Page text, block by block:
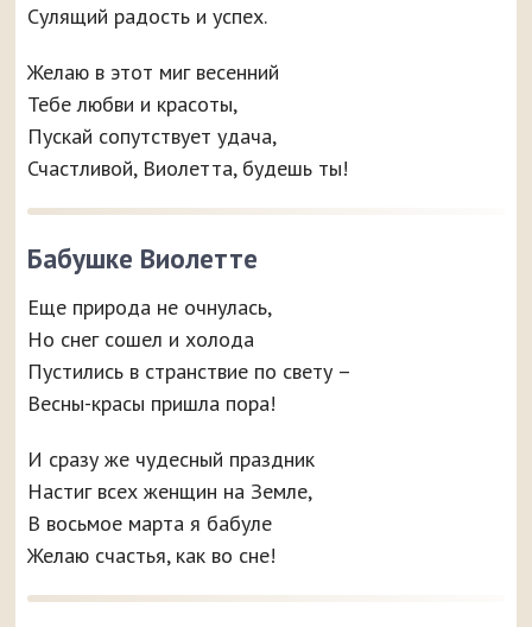
Сулящий радость и успех.
Желаю в этот миг весенний
Тебе любви и красоты,
Пускай сопутствует удача,
Счастливой, Виолетта, будешь ты!
Бабушке Виолетте
Еще природа не очнулась,
Но снег сошел и холода
Пустились в странствие по свету –
Весны-красы пришла пора!
И сразу же чудесный праздник
Настиг всех женщин на Земле,
В восьмое марта я бабуле
Желаю счастья, как во сне!